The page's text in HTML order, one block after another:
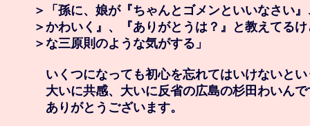
＞「孫に、娘が『ちゃんとゴメンといいなさい
＞かわいく』、『ありがとうは？』と教えてる
＞な三原則のような気がする」
いくつになっても初心を忘れてはいけないと
大いに共感、大いに反省の広島の杉田わいんで
ありがとうございます。